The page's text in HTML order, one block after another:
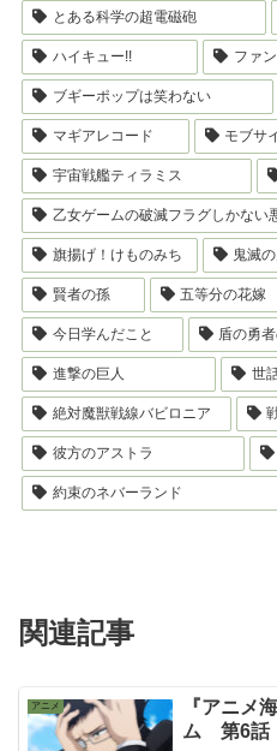
とある科学の超電磁砲
ハイキュー!! ファ
ブギーポップは笑わない
マギアレコード モブサ
宇宙戦艦ティラミス
乙女ゲームの破滅フラグしかな
旗揚げ！けものみち 鬼滅
賢者の孫 五等分の花嫁
今日学んだこと 盾の勇
進撃の巨人 世
絶対魔獣戦線バビロニア
彼方のアストラ
約束のネバーランド
関連記事
アニメ
『アニメ
ム 第6話